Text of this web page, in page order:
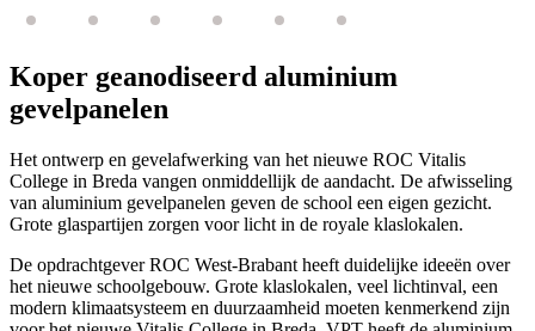
Koper geanodiseerd aluminium
gevelpanelen
Het ontwerp en gevelafwerking van het nieuwe ROC Vitalis
College in Breda vangen onmiddellijk de aandacht. De afwisseling
van aluminium gevelpanelen geven de school een eigen gezicht.
Grote glaspartijen zorgen voor licht in de royale klaslokalen.
De opdrachtgever ROC West-Brabant heeft duidelijke ideeën over
het nieuwe schoolgebouw. Grote klaslokalen, veel lichtinval, een
modern klimaatsysteem en duurzaamheid moeten kenmerkend zijn